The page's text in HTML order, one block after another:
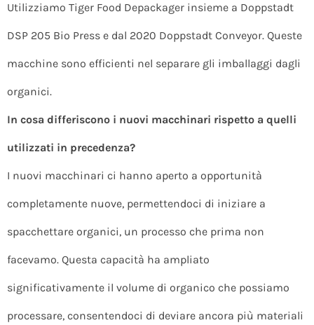
Utilizziamo Tiger Food Depackager insieme a Doppstadt
DSP 205 Bio Press e dal 2020 Doppstadt Conveyor. Queste
macchine sono efficienti nel separare gli imballaggi dagli
organici.
In cosa differiscono i nuovi macchinari rispetto a quelli
utilizzati in precedenza?
I nuovi macchinari ci hanno aperto a opportunità
completamente nuove, permettendoci di iniziare a
spacchettare organici, un processo che prima non
facevamo. Questa capacità ha ampliato
significativamente il volume di organico che possiamo
processare, consentendoci di deviare ancora più materiali